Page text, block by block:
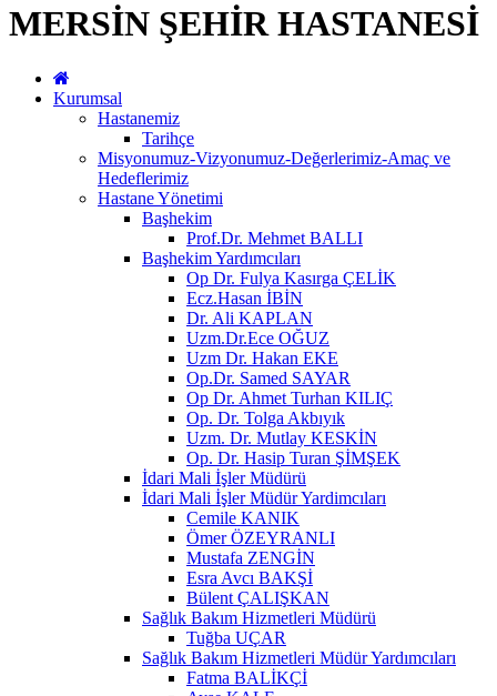
MERSİN ŞEHİR HASTANESİ
Kurumsal
Hastanemiz
Tarihçe
Misyonumuz-Vizyonumuz-Değerlerimiz-Amaç ve
Hedeflerimiz
Hastane Yönetimi
Başhekim
Prof.Dr. Mehmet BALLI
Başhekim Yardımcıları
Op Dr. Fulya Kasırga ÇELİK
Ecz.Hasan İBİN
Dr. Ali KAPLAN
Uzm.Dr.Ece OĞUZ
Uzm Dr. Hakan EKE
Op.Dr. Samed SAYAR
Op Dr. Ahmet Turhan KILIÇ
Op. Dr. Tolga Akbıyık
Uzm. Dr. Mutlay KESKİN
Op. Dr. Hasip Turan ŞİMŞEK
İdari Mali İşler Müdürü
İdari Mali İşler Müdür Yardimcıları
Cemile KANIK
Ömer ÖZEYRANLI
Mustafa ZENGİN
Esra Avcı BAKŞİ
Bülent ÇALIŞKAN
Sağlık Bakım Hizmetleri Müdürü
Tuğba UÇAR
Sağlık Bakım Hizmetleri Müdür Yardımcıları
Fatma BALİKÇİ